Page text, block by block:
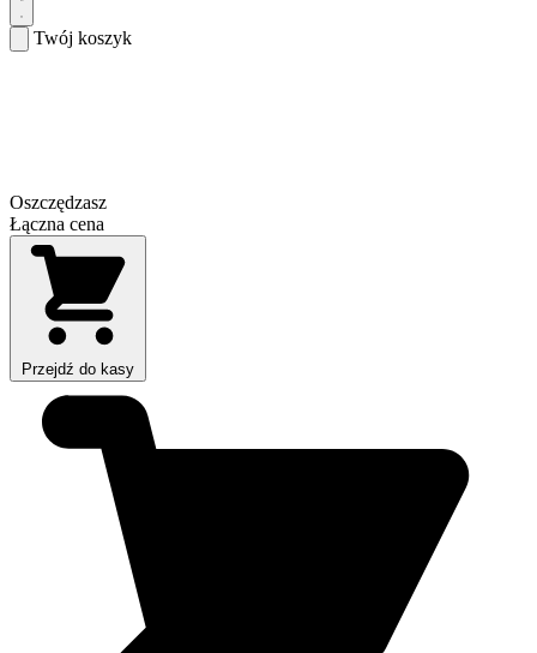
Twój koszyk
Oszczędzasz
Łączna cena
Przejdź do kasy